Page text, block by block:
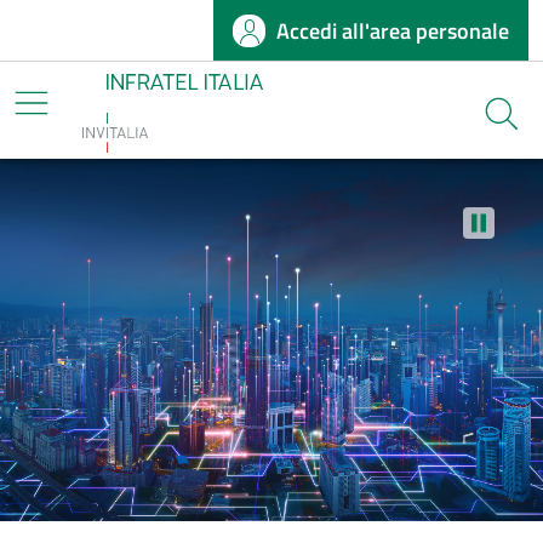
Salta al contenuto principaleAccedi all'area personale
Infratel
Stop